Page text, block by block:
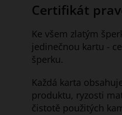
Certifikát
Ke všem zlatým
jedinečnou kartu -
šperku.
Každá karta
produktu, ryzosti
čistotě použitých